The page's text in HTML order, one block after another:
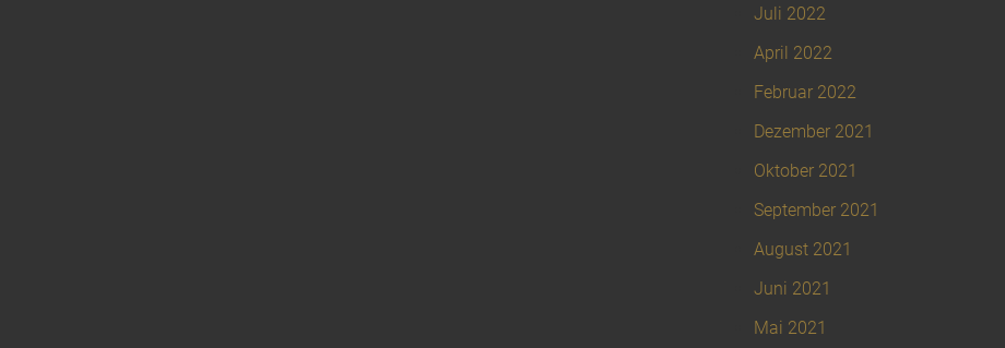
Juli 2022
April 2022
Februar 2022
Dezember 2021
Oktober 2021
September 2021
August 2021
Juni 2021
Mai 2021